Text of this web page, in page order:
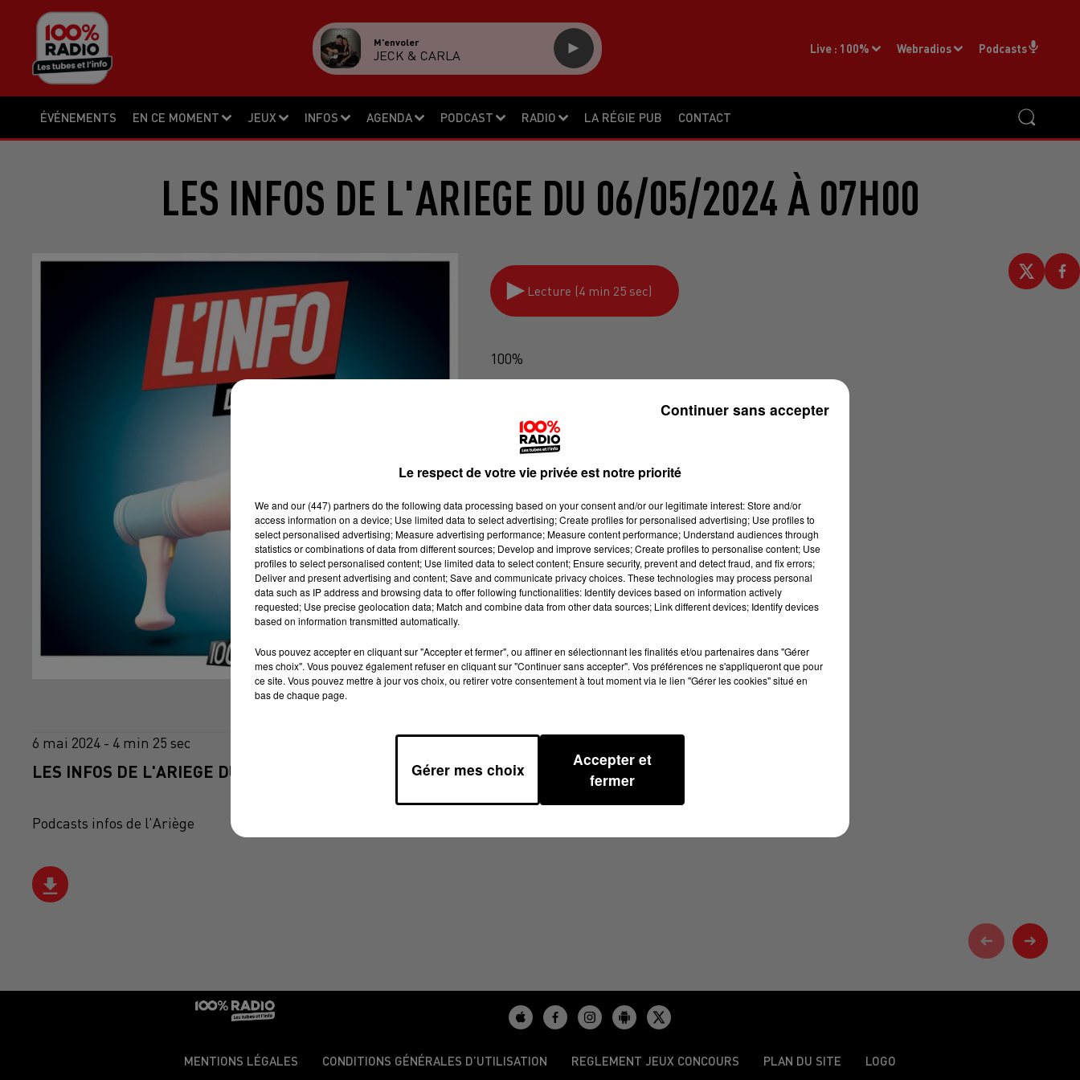
ÉVÉNEMENTS EN CE MOMENT JEUX INFOS AGENDA PODCAST RADIO LA RÉGIE PUB CONTACT
Live : 100% Webradios Podcasts
M'envoler
JECK & CARLA
LES INFOS DE L'ARIEGE DU 06/05/2024 À 07H00
Lecture (4 min 25 sec)
100%
6 mai 2024 - 4 min 25 sec
LES INFOS DE L'ARIEGE DU 06/05/2024 À 07H00
Podcasts infos de l'Ariège
MENTIONS LÉGALES CONDITIONS GÉNÉRALES D’UTILISATION REGLEMENT JEUX CONCOURS PLAN DU SITE LOGO
Le respect de votre vie privée est notre priorité
We and our (447) partnersdo the following data processing based on your consent and/or our legitimate interest: Store and/or
access information on a device; Use limited data to select advertising; Create profiles for personalised advertising; Use profiles to
select personalised advertising; Measure advertising performance; Measure content performance; Understand audiences through
statistics or combinations of data from different sources; Develop and improve services; Create profiles to personalise content; Use
profiles to select personalised content; Use limited data to select content; Ensure security, prevent and detect fraud, and fix errors;
Deliver and present advertising and content; Save and communicate privacy choices. These technologies may process personal
data such as IP address and browsing data to offer following functionalities: Identify devices based on information actively
requested; Use precise geolocation data; Match and combine data from other data sources; Link different devices; Identify devices
based on information transmitted automatically.
Vous pouvez accepter en cliquant sur "Accepter et fermer", ou affiner en sélectionnant les finalités et/ou partenaires dans "Gérer
mes choix". Vous pouvez également refuser en cliquant sur "Continuer sans accepter". Vos préférences ne s'appliqueront que pour
ce site. Vous pouvez mettre à jour vos choix, ou retirer votre consentement à tout moment via le lien "Gérer les cookies" situé en
bas de chaque page.
Gérer mes choix
Accepter et
fermer
Continuer sans accepter